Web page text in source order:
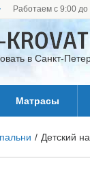
Работаем с 9:00
в Санкт-
Матрасы
/ Детский